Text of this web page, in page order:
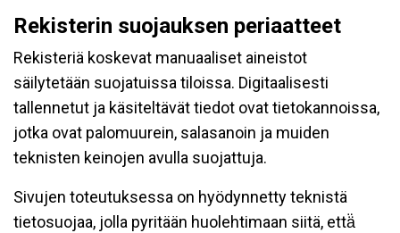
Rekisterin suojauksen periaatteet
Rekisteriä koskevat manuaaliset aineistot
säilytetään suojatuissa tiloissa. Digitaalisesti
tallennetut ja käsiteltävät tiedot ovat tietokannoissa,
jotka ovat palomuurein, salasanoin ja muiden
teknisten keinojen avulla suojattuja.
Sivujen toteutuksessa on hyödynnetty teknistä
tietosuojaa, jolla pyritään huolehtimaan siitä, että̈